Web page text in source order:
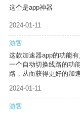
这个是app神器
2024-01-11
游客
这款加速器app的功能
一个自动切换线路的功
路，从而获得更好的加
2024-01-11
游客